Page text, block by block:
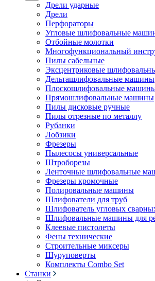
Дрели ударные
Дрели
Перфораторы
Угловые шлифовальные
Отбойные молотки
Многофункциональный
Пилы сабельные
Эксцентриковые
Дельташлифовальные машины
Плоскошлифовальные
Прямошлифовальные машины
Пилы дисковые ручные
Пилы отрезные по металлу
Рубанки
Лобзики
Фрезеры
Пылесосы универсальные
Штроборезы
Ленточные шлифовальные
Фрезеры кромочные
Полировальные машины
Шлифователи для труб
Шлифователь угловых
Шлифовальные машины для
Клеевые пистолеты
Фены технические
Строительные миксеры
Шуруповерты
Комплекты Combo Set
Станки